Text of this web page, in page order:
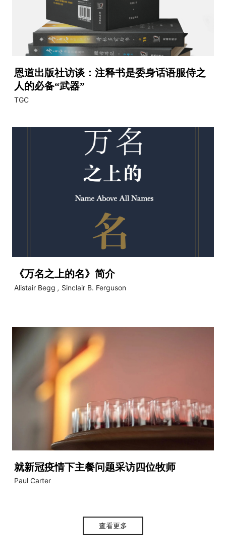
恩道出版社访谈：注释书是委身话语服侍之
人的必备“武器”
TGC
video
《万名之上的名》简介
Alistair Begg , Sinclair B. Ferguson
就新冠疫情下主餐问题采访四位牧师
Paul Carter
查看更多